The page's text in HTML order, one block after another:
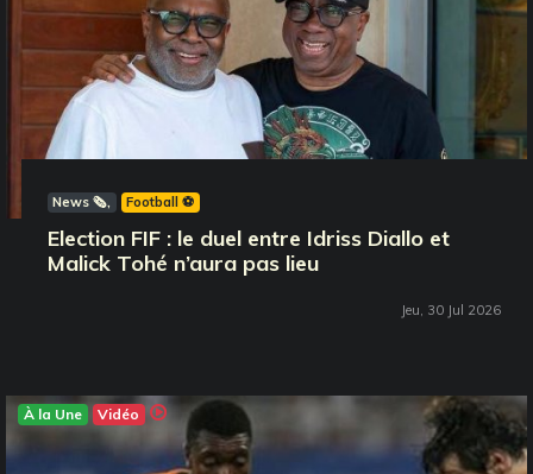
News 🗞️ Football ⚽️
Election FIF : le duel entre Idriss Diallo et
Malick Tohé n’aura pas lieu
Jeu, 30 Jul 2026
À la Une Vidéo